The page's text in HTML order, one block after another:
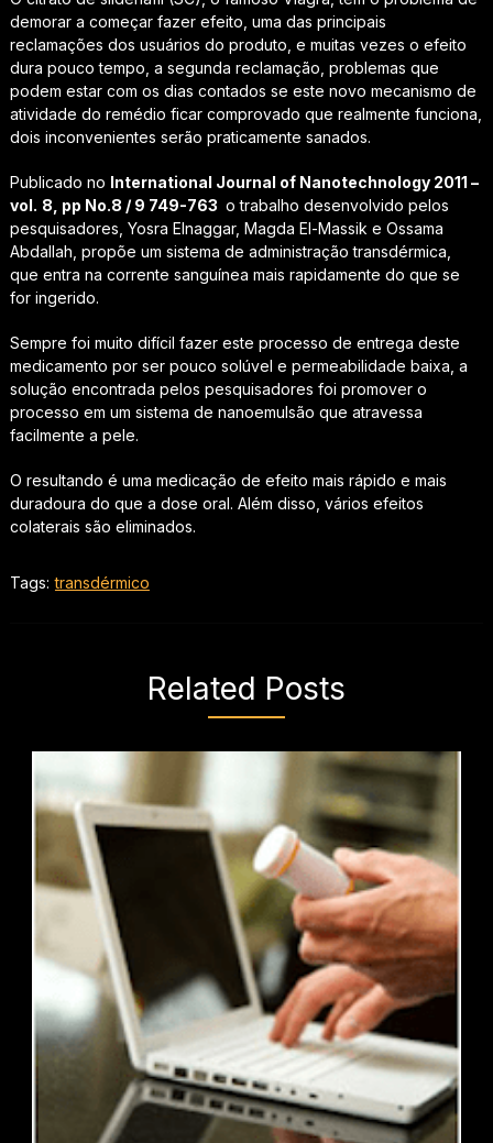
demorar a começar fazer efeito, uma das principais
reclamações dos usuários do produto, e muitas vezes o efeito
dura pouco tempo, a segunda reclamação, problemas que
podem estar com os dias contados se este novo mecanismo de
atividade do remédio ficar comprovado que realmente funciona,
dois inconvenientes serão praticamente sanados.
Publicado no International Journal of Nanotechnology 2011 –
vol. 8, pp No.8 / 9 749-763 o trabalho desenvolvido pelos
pesquisadores, Yosra Elnaggar, Magda El-Massik e Ossama
Abdallah, propõe um sistema de administração transdérmica,
que entra na corrente sanguínea mais rapidamente do que se
for ingerido.
Sempre foi muito difícil fazer este processo de entrega deste
medicamento por ser pouco solúvel e permeabilidade baixa, a
solução encontrada pelos pesquisadores foi promover o
processo em um sistema de nanoemulsão que atravessa
facilmente a pele.
O resultando é uma medicação de efeito mais rápido e mais
duradoura do que a dose oral. Além disso, vários efeitos
colaterais são eliminados.
Tags: transdérmico
Related Posts